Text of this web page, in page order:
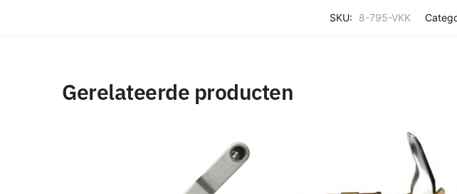
SKU: 8-795-VKK
Gerelateerde producten